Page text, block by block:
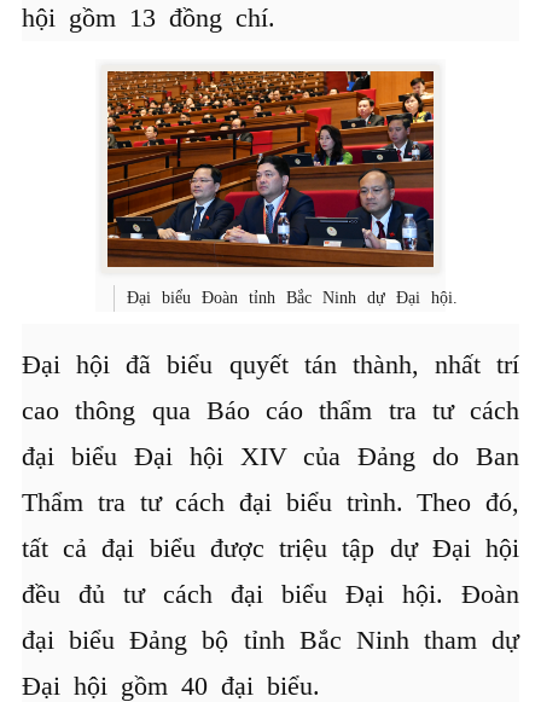
hội gồm 13 đồng chí.
Đại biểu Đoàn tỉnh Bắc Ninh dự Đại hội.
Đại hội đã biểu quyết tán thành, nhất trí
cao thông qua Báo cáo thẩm tra tư cách
đại biểu Đại hội XIV của Đảng do Ban
Thẩm tra tư cách đại biểu trình. Theo đó,
tất cả đại biểu được triệu tập dự Đại hội
đều đủ tư cách đại biểu Đại hội. Đoàn
đại biểu Đảng bộ tỉnh Bắc Ninh tham dự
Đại hội gồm 40 đại biểu.